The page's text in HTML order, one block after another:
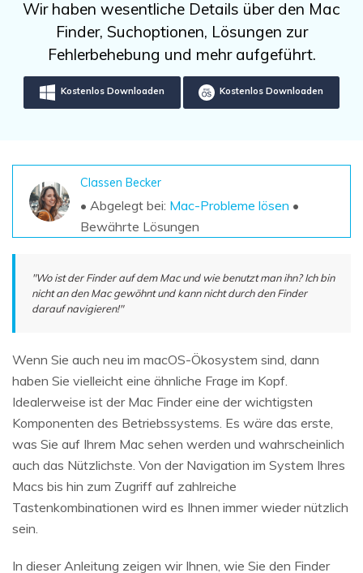
Unbegrenzte Daten vom Mac-System
Kostenlos Testen
Kostenlos Testen
Weitere Produkte
Repairit - Datenreparatur
Datenverlust-Szenarien
ALLE FUNKTIONEN ENTDECKEN
Aktuelles Thema
Sign In
search
Wir haben wesentliche Details über den Mac
Finder, Suchoptionen, Lösungen zur
Fehlerbehebung und mehr aufgeführt.
Kostenlos Downloaden Kostenlos Downloaden
Classen Becker
• Abgelegt bei: Mac-Probleme lösen •
Bewährte Lösungen
"Wo ist der Finder auf dem Mac und wie benutzt man ihn? Ich bin
nicht an den Mac gewöhnt und kann nicht durch den Finder
darauf navigieren!"
Wenn Sie auch neu im macOS-Ökosystem sind, dann
haben Sie vielleicht eine ähnliche Frage im Kopf.
Idealerweise ist der Mac Finder eine der wichtigsten
Komponenten des Betriebssystems. Es wäre das erste,
was Sie auf Ihrem Mac sehen werden und wahrscheinlich
auch das Nützlichste. Von der Navigation im System Ihres
Macs bis hin zum Zugriff auf zahlreiche
Tastenkombinationen wird es Ihnen immer wieder nützlich
sein.
In dieser Anleitung zeigen wir Ihnen, wie Sie den Finder